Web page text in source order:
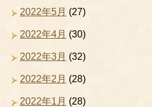
2022年5月 (27)
2022年4月 (30)
2022年3月 (32)
2022年2月 (28)
2022年1月 (28)